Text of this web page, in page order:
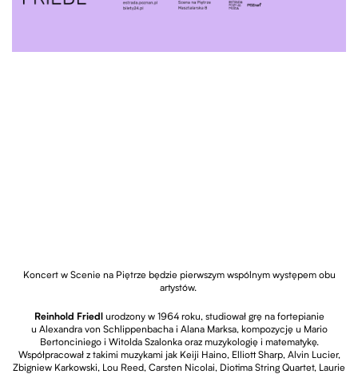
Koncert w Scenie na Piętrze będzie pierwszym wspólnym występem obu
artystów.
Reinhold Friedl
urodzony w 1964 roku, studiował grę na fortepianie
u Alexandra von Schlippenbacha i Alana Marksa, kompozycję u Mario
Bertonciniego i Witolda Szalonka oraz muzykologię i matematykę.
Współpracował z takimi muzykami jak Keiji Haino, Elliott Sharp, Alvin Lucier,
Zbigniew Karkowski, Lou Reed, Carsten Nicolai, Diotima String Quartet, Laurie